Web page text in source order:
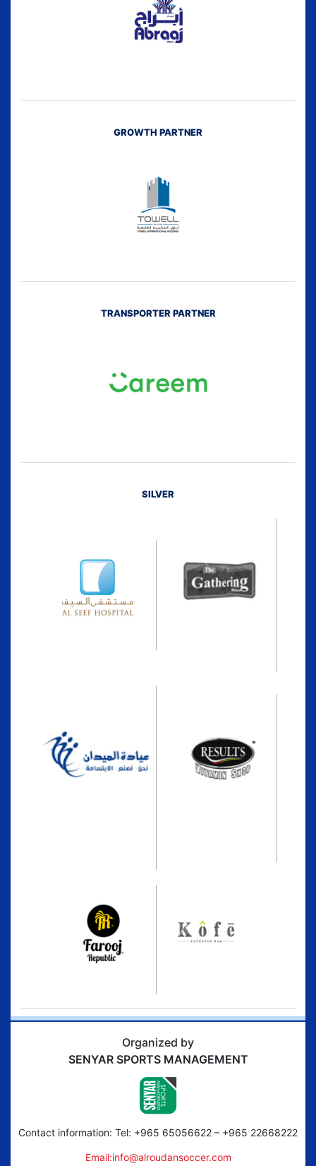
GROWTH PARTNER
TRANSPORTER PARTNER
SILVER
Organized by
SENYAR SPORTS MANAGEMENT
Contact information: Tel: +965 65056622 – +965 22668222
Email:info@alroudansoccer.com